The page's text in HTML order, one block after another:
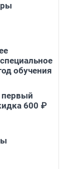
обучения
первый
600 ₽